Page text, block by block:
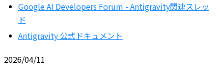
Google AI Developers Forum - Antigravity関連スレッ
ド
Antigravity 公式ドキュメント
2026/04/11